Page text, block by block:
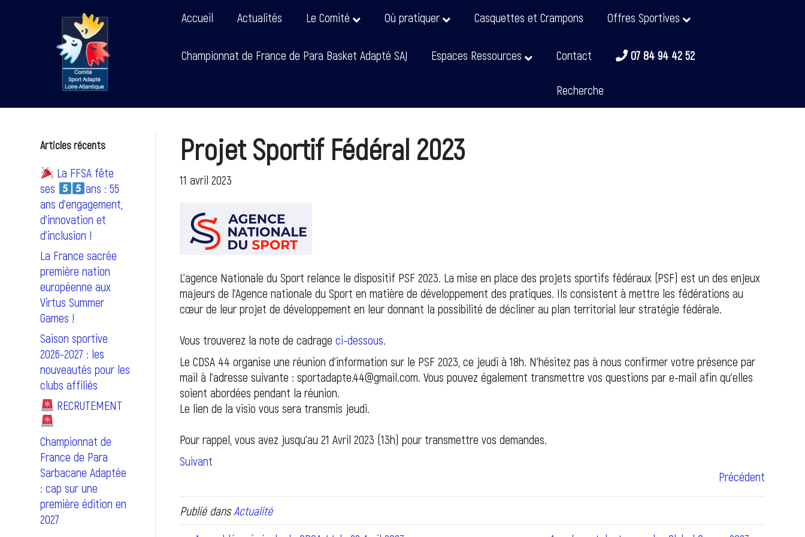
Accueil Actualités Le Comité Où pratiquer Casquettes et Crampons Offres Sportives
Championnat de France de Para Basket Adapté SAJ Espaces Ressources Contact 07 84 94 42 52
Recherche
Articles récents
La FFSA fête
ses
ans : 55
ans d’engagement,
d’innovation et
d’inclusion !
La France sacrée
première nation
européenne aux
Virtus Summer
Games !
Saison sportive
2026-2027 : les
nouveautés pour les
clubs affiliés
RECRUTEMENT
Championnat de
France de Para
Sarbacane Adaptée
: cap sur une
première édition en
2027
Projet Sportif Fédéral 2023
11 avril 2023
L’agence Nationale du Sport relance le dispositif PSF 2023. La mise en place des projets sportifs fédéraux (PSF) est un des enjeux
majeurs de l’Agence nationale du Sport en matière de développement des pratiques. Ils consistent à mettre les fédérations au
cœur de leur projet de développement en leur donnant la possibilité de décliner au plan territorial leur stratégie fédérale.
Vous trouverez la note de cadrage ci-dessous.
Le CDSA 44 organise une réunion d’information sur le PSF 2023, ce jeudi à 18h. N’hésitez pas à nous confirmer votre présence par
mail à l’adresse suivante : sportadapte.44@gmail.com. Vous pouvez également transmettre vos questions par e-mail afin qu’elles
soient abordées pendant la réunion.
Le lien de la visio vous sera transmis jeudi.
Pour rappel, vous avez jusqu’au 21 Avril 2023 (13h) pour transmettre vos demandes.
Suivant
Précédent
Publié dansActualité